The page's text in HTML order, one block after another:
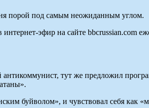
порой под самым неожиданным углом.
эфир на сайте bbcrussian.com
тут же предложил
буйволом», и чувствовал себя как